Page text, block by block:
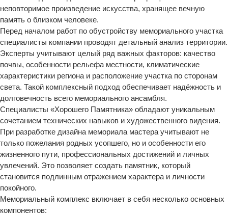
неповторимое произведение искусства, хранящее вечную
память о близком человеке.
Перед началом работ по обустройству мемориального участка
специалисты компании проводят детальный анализ территории.
Эксперты учитывают целый ряд важных факторов: качество
почвы, особенности рельефа местности, климатические
характеристики региона и расположение участка по сторонам
света. Такой комплексный подход обеспечивает надёжность и
долговечность всего мемориального ансамбля.
Специалисты «Хорошего Памятника» обладают уникальным
сочетанием технических навыков и художественного видения.
При разработке дизайна мемориала мастера учитывают не
только пожелания родных усопшего, но и особенности его
жизненного пути, профессиональных достижений и личных
увлечений. Это позволяет создать памятник, который
становится подлинным отражением характера и личности
покойного.
Мемориальный комплекс включает в себя несколько основных
компонентов: